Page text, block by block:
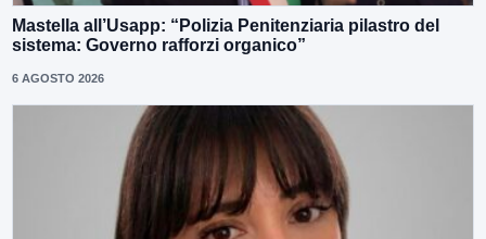
Mastella all’Usapp: “Polizia Penitenziaria pilastro del
sistema: Governo rafforzi organico”
6 AGOSTO 2026